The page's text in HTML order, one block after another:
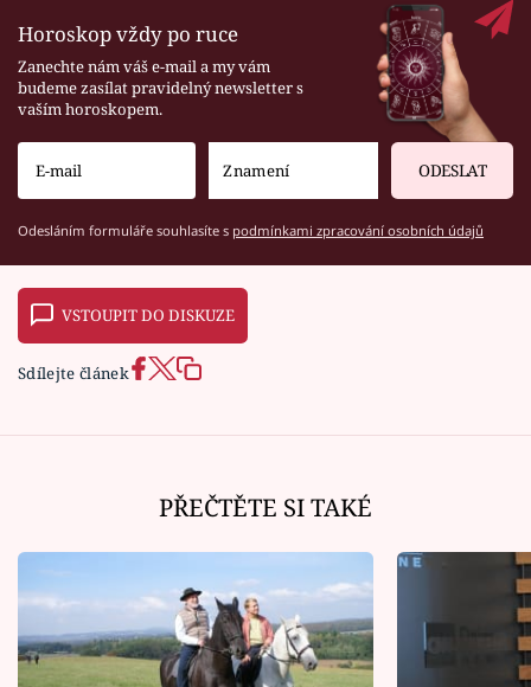
Horoskop vždy po ruce
Zanechte nám váš e-mail a my vám
budeme zasílat pravidelný newsletter s
vaším horoskopem.
ODESLAT
Odesláním formuláře souhlasíte s podmínkami zpracování osobních údajů
VSTOUPIT DO DISKUZE
Sdílejte článek
PŘEČTĚTE SI TAKÉ